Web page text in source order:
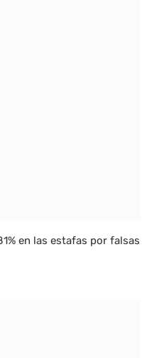
en las estafas por falsas